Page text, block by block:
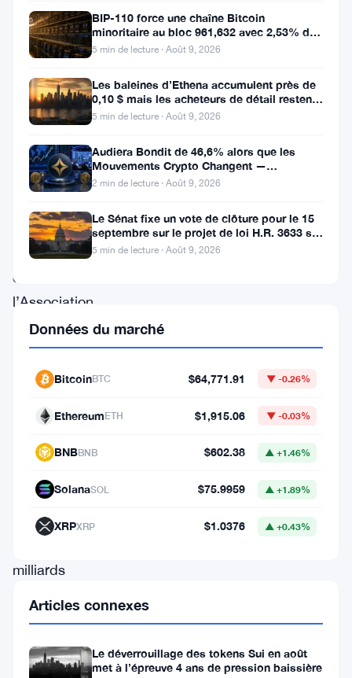
Lors
d’un
récent
événement
médiatique
Irkoutsk,
des
représentants
de
l’Association
minière
industrielle
russe
exposé
intentions
d’injecter
milliards
secteur.
BIP-110 force une chaîne Bitcoin
minoritaire au bloc 961,632 avec 2,53% de
soutien des mineurs
5 min de lecture · Août 9, 2026
Les baleines d’Ethena accumulent près de
0,10 $ mais les acheteurs de détail restent
à l’écart
5 min de lecture · Août 9, 2026
Audiera Bondit de 46,6% alors que les
Mouvements Crypto Changent —
Mouvements Quotidiens 9 Août
2 min de lecture · Août 9, 2026
Le Sénat fixe un vote de clôture pour le 15
septembre sur le projet de loi H.R. 3633 sur
le marché des cryptos
5 min de lecture · Août 9, 2026
Données du marché
BitcoinBTC $64,771.91 ▼ -0.26%
EthereumETH $1,915.06 ▼ -0.03%
BNBBNB $602.38 ▲ +1.46%
SolanaSOL $75.9959 ▲ +1.89%
XRPXRP $1.0376 ▲ +0.43%
Articles connexes
Le déverrouillage des tokens Sui en août
met à l’épreuve 4 ans de pression baissière